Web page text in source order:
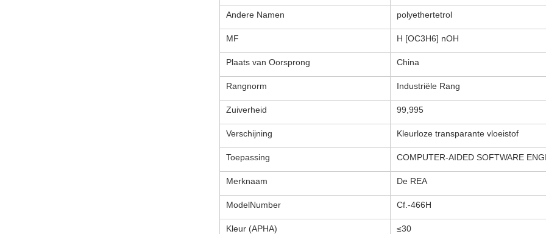
Andere Namen polyethertetrol
MF H [OC3H6] nOH
Plaats van Oorsprong China
Rangnorm Industriële Rang
Zuiverheid 99,995
Verschijning Kleurloze transparante vloeistof
Toepassing COMPUTER-AIDED SOFTWARE
Merknaam De REA
ModelNumber Cf.-466H
Kleur (APHA) ≤30